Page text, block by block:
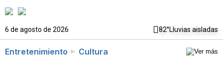
6 de agosto de 2026 82°Lluvias aisladas
Entretenimiento Cultura